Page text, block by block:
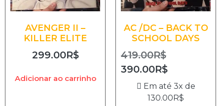
AVENGER II –
KILLER ELITE
299.00R$
Adicionar ao carrinho
AC /DC – BACK TO
SCHOOL DAYS
419.00R$
390.00R$
Em até 3x de
130.00R$